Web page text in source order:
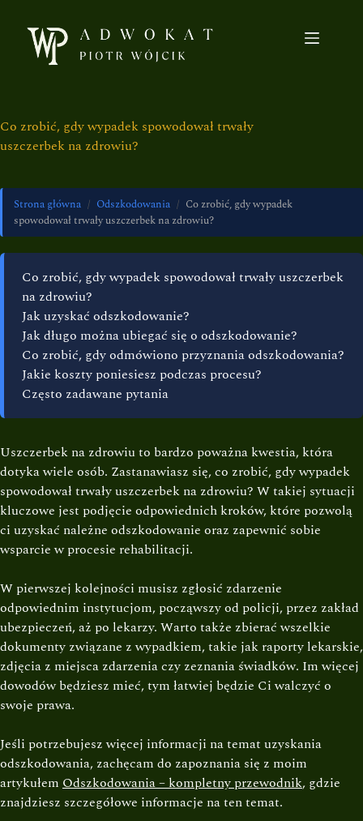
Co zrobić, gdy wypadek spowodował trwały
uszczerbek na zdrowiu?
Strona główna / Odszkodowania / Co zrobić, gdy wypadek
spowodował trwały uszczerbek na zdrowiu?
Co zrobić, gdy wypadek spowodował trwały uszczerbek
na zdrowiu?
Jak uzyskać odszkodowanie?
Jak długo można ubiegać się o odszkodowanie?
Co zrobić, gdy odmówiono przyznania odszkodowania?
Jakie koszty poniesiesz podczas procesu?
Często zadawane pytania
Uszczerbek na zdrowiu to bardzo poważna kwestia, która
dotyka wiele osób. Zastanawiasz się, co zrobić, gdy wypadek
spowodował trwały uszczerbek na zdrowiu? W takiej sytuacji
kluczowe jest podjęcie odpowiednich kroków, które pozwolą
ci uzyskać należne odszkodowanie oraz zapewnić sobie
wsparcie w procesie rehabilitacji.
W pierwszej kolejności musisz zgłosić zdarzenie
odpowiednim instytucjom, począwszy od policji, przez zakład
ubezpieczeń, aż po lekarzy. Warto także zbierać wszelkie
dokumenty związane z wypadkiem, takie jak raporty lekarskie,
zdjęcia z miejsca zdarzenia czy zeznania świadków. Im więcej
dowodów będziesz mieć, tym łatwiej będzie Ci walczyć o
swoje prawa.
Jeśli potrzebujesz więcej informacji na temat uzyskania
odszkodowania, zachęcam do zapoznania się z moim
artykułem Odszkodowania – kompletny przewodnik, gdzie
znajdziesz szczegółowe informacje na ten temat.